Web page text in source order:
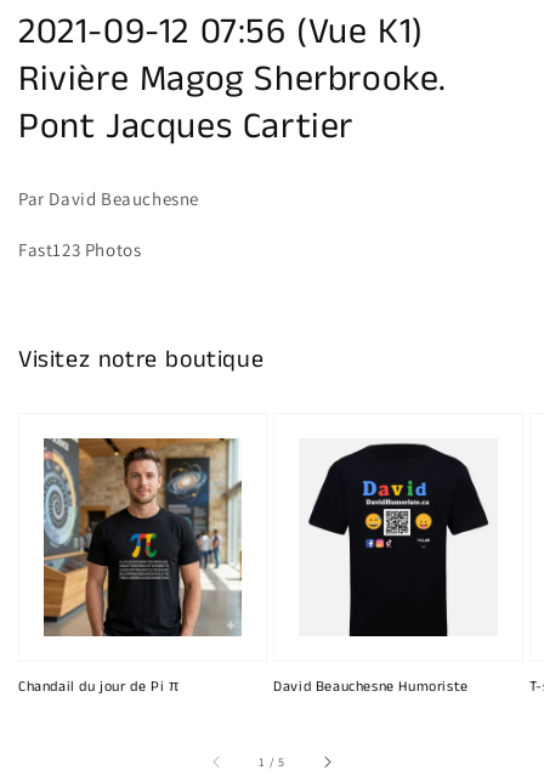
la
galerie
2021-09-12 07:56 (Vue K1)
Rivière Magog Sherbrooke.
Pont Jacques Cartier
Par David Beauchesne
Fast123 Photos
Visitez notre boutique
Chandail du jour de Pi π David Beauchesne Humoriste
1 /sur
5